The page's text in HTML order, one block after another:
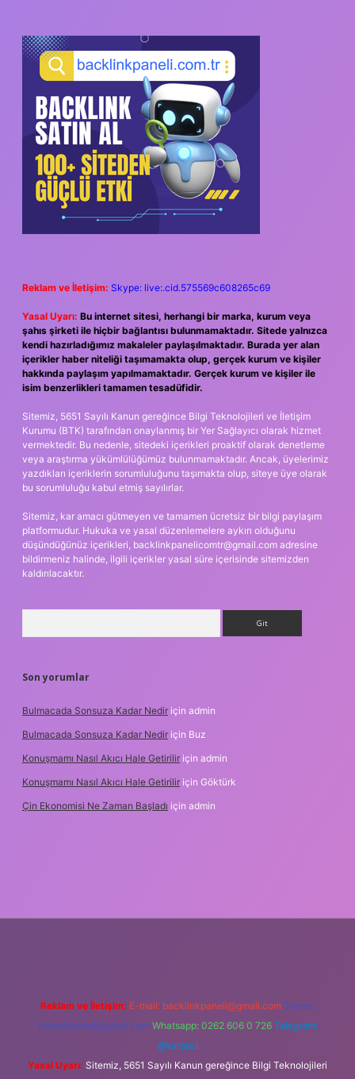
Reklam ve İletişim: Skype: live:.cid.575569c608265c69
Yasal Uyarı: Bu internet sitesi, herhangi bir marka, kurum veya
şahıs şirketi ile hiçbir bağlantısı bulunmamaktadır. Sitede yalnızca
kendi hazırladığımız makaleler paylaşılmaktadır. Burada yer alan
içerikler haber niteliği taşımamakta olup, gerçek kurum ve kişiler
hakkında paylaşım yapılmamaktadır. Gerçek kurum ve kişiler ile
isim benzerlikleri tamamen tesadüfidir.
Sitemiz, 5651 Sayılı Kanun gereğince Bilgi Teknolojileri ve İletişim
Kurumu (BTK) tarafından onaylanmış bir Yer Sağlayıcı olarak hizmet
vermektedir. Bu nedenle, sitedeki içerikleri proaktif olarak denetleme
veya araştırma yükümlülüğümüz bulunmamaktadır. Ancak, üyelerimiz
yazdıkları içeriklerin sorumluluğunu taşımakta olup, siteye üye olarak
bu sorumluluğu kabul etmiş sayılırlar.
Sitemiz, kar amacı gütmeyen ve tamamen ücretsiz bir bilgi paylaşım
platformudur. Hukuka ve yasal düzenlemelere aykırı olduğunu
düşündüğünüz içerikleri, backlinkpanelicomtr@gmail.com adresine
bildirmeniz halinde, ilgili içerikler yasal süre içerisinde sitemizden
kaldırılacaktır.
Son yorumlar
Bulmacada Sonsuza Kadar Nedir için admin
Bulmacada Sonsuza Kadar Nedir için Buz
Konuşmamı Nasıl Akıcı Hale Getirilir için admin
Konuşmamı Nasıl Akıcı Hale Getirilir için Göktürk
Çin Ekonomisi Ne Zaman Başladı için admin
Reklam ve İletişim: E-mail: backlinkpaneli@gmail.com Teams:
forumhizmeti@gmail.com Whatsapp: 0262 606 0 726 Telegram:
@karabul
Yasal Uyarı: Sitemiz, 5651 Sayılı Kanun gereğince Bilgi Teknolojileri